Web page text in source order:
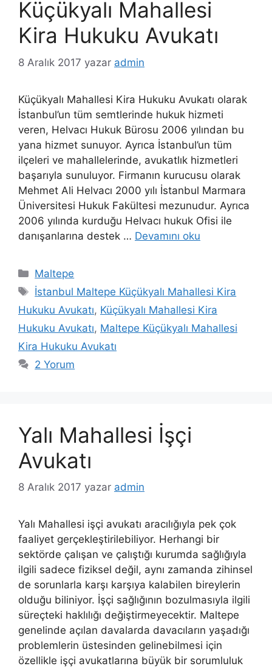
Küçükyalı Mahallesi
Kira Hukuku Avukatı
8 Aralık 2017 yazar admin
Küçükyalı Mahallesi Kira Hukuku Avukatı olarak
İstanbul’un tüm semtlerinde hukuk hizmeti
veren, Helvacı Hukuk Bürosu 2006 yılından bu
yana hizmet sunuyor. Ayrıca İstanbul’un tüm
ilçeleri ve mahallelerinde, avukatlık hizmetleri
başarıyla sunuluyor. Firmanın kurucusu olarak
Mehmet Ali Helvacı 2000 yılı İstanbul Marmara
Üniversitesi Hukuk Fakültesi mezunudur. Ayrıca
2006 yılında kurduğu Helvacı hukuk Ofisi ile
danışanlarına destek … Devamını oku
Kategoriler
Maltepe
Etiketler
İstanbul Maltepe Küçükyalı Mahallesi Kira
Hukuku Avukatı, Küçükyalı Mahallesi Kira
Hukuku Avukatı, Maltepe Küçükyalı Mahallesi
Kira Hukuku Avukatı
2 Yorum
Yalı Mahallesi İşçi
Avukatı
8 Aralık 2017 yazar admin
Yalı Mahallesi işçi avukatı aracılığıyla pek çok
faaliyet gerçekleştirilebiliyor. Herhangi bir
sektörde çalışan ve çalıştığı kurumda sağlığıyla
ilgili sadece fiziksel değil, aynı zamanda zihinsel
de sorunlarla karşı karşıya kalabilen bireylerin
olduğu biliniyor. İşçi sağlığının bozulmasıyla ilgili
süreçteki haklılığı değiştirmeyecektir. Maltepe
genelinde açılan davalarda davacıların yaşadığı
problemlerin üstesinden gelinebilmesi için
özellikle işçi avukatlarına büyük bir sorumluluk